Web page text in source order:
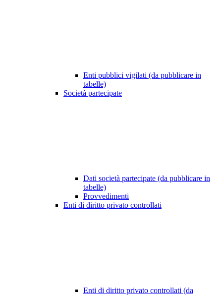
Enti pubblici vigilati (da pubblicare in
tabelle)
Società partecipate
Dati società partecipate (da pubblicare in
tabelle)
Provvedimenti
Enti di diritto privato controllati
Enti di diritto privato controllati (da